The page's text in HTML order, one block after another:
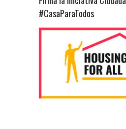
#CasaParaTodos